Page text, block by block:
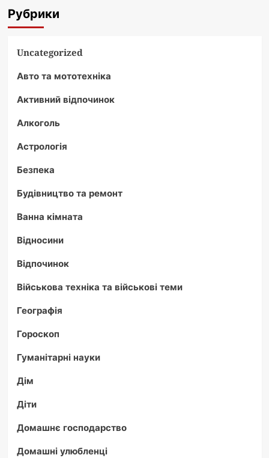
Рубрики
Uncategorized
Авто та мототехніка
Активний відпочинок
Алкоголь
Астрологія
Безпека
Будівництво та ремонт
Ванна кімната
Відносини
Відпочинок
Військова техніка та військові теми
Географія
Гороскоп
Гуманітарні науки
Дім
Діти
Домашнє господарство
Домашні улюбленці